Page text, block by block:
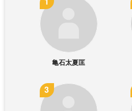
亀石太夏匡